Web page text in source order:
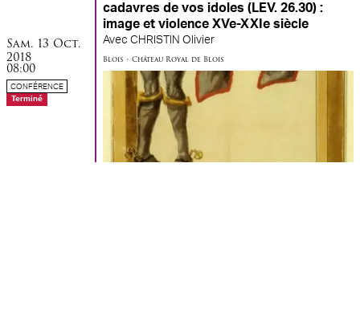
samedi
Sam. 13 octobre
Oct.
2018
08:00
CONFÉRENCE
Terminé
cadavres de vos idoles (LEV. 26.30) :
image et violence XVe-XXIe siècle
Avec CHRISTIN Olivier
Blois • Château Royal de Blois